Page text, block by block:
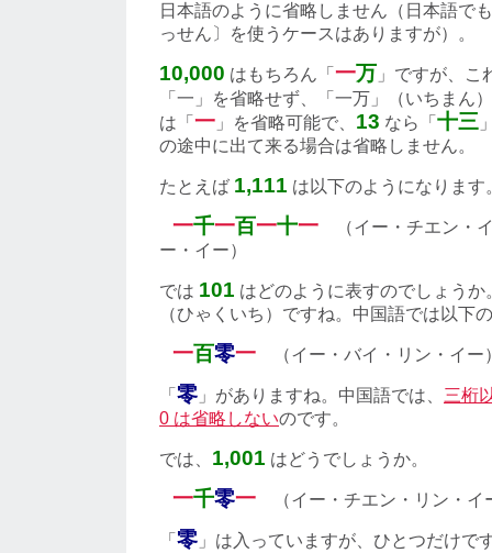
日本語のように省略しません（日本語で
っせん〕を使うケースはありますが）。
10,000 はもちろん「 一万 」ですが、こ
「一」を省略せず、「一万」（いちまん
は「 一 」を省略可能で、 13 なら「 十三
の途中に出て来る場合は省略しません。
たとえば 1,111 は以下のようになります
一千一百一十一 （イー・チエン・
ー・イー）
では 101 はどのように表すのでしょう
（ひゃくいち）ですね。中国語では以下
一百零一 （イー・バイ・リン・イー
「 零 」がありますね。中国語では、 三桁
0 は省略しないのです。
では、 1,001 はどうでしょうか。
一千零一 （イー・チエン・リン・イ
「 零 」は入っていますが、ひとつだけで